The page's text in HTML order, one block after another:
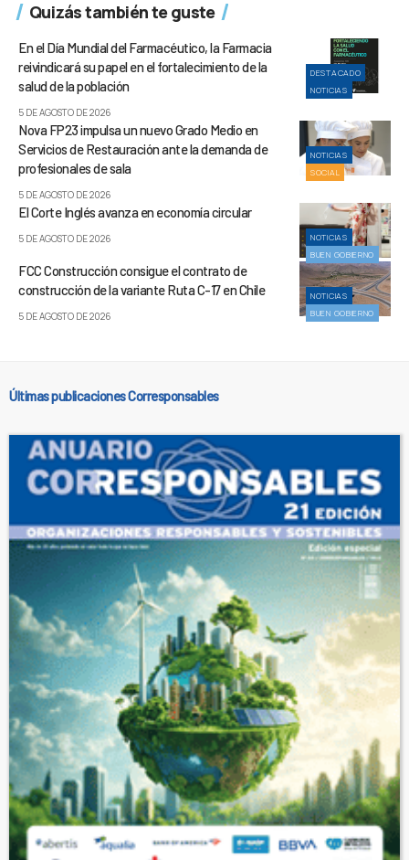
Quizás también te guste
DESTACADO
NOTICIAS
En el Día Mundial del Farmacéutico, la Farmacia
reivindicará su papel en el fortalecimiento de la
salud de la población
5 DE AGOSTO DE 2026
NOTICIAS
SOCIAL
Nova FP23 impulsa un nuevo Grado Medio en
Servicios de Restauración ante la demanda de
profesionales de sala
5 DE AGOSTO DE 2026
NOTICIAS
BUEN GOBIERNO
El Corte Inglés avanza en economía circular
5 DE AGOSTO DE 2026
NOTICIAS
BUEN GOBIERNO
FCC Construcción consigue el contrato de
construcción de la variante Ruta C-17 en Chile
5 DE AGOSTO DE 2026
Últimas publicaciones Corresponsables